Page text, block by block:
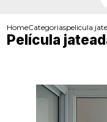
HomeCategoriaspelicula
Película